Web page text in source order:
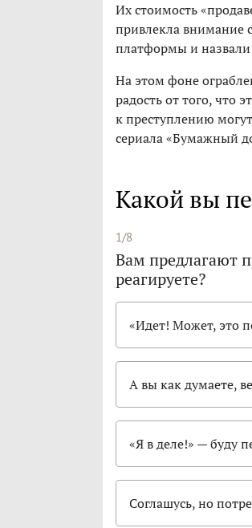
Их стоимость
привлекла внимание
платформы и назвали
На этом фоне
радость от того, что
к преступлению
сериала «Бумажный
Какой вы
1/8
Вам предлагают
реагируете?
«Идет! Может, это
А вы как думаете,
«Я в деле!» — буду
Соглашусь, но